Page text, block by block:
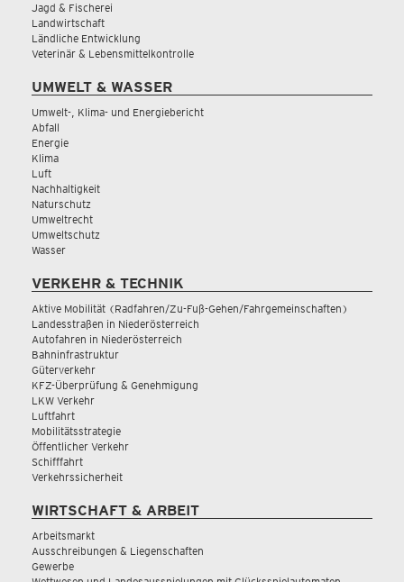
Jagd & Fischerei
Landwirtschaft
Ländliche Entwicklung
Veterinär & Lebensmittelkontrolle
UMWELT & WASSER
Umwelt-, Klima- und Energiebericht
Abfall
Energie
Klima
Luft
Nachhaltigkeit
Naturschutz
Umweltrecht
Umweltschutz
Wasser
VERKEHR & TECHNIK
Aktive Mobilität (Radfahren/Zu-Fuß-Gehen/Fahrgemeinschaften)
Landesstraßen in Niederösterreich
Autofahren in Niederösterreich
Bahninfrastruktur
Güterverkehr
KFZ-Überprüfung & Genehmigung
LKW Verkehr
Luftfahrt
Mobilitätsstrategie
Öffentlicher Verkehr
Schifffahrt
Verkehrssicherheit
WIRTSCHAFT & ARBEIT
Arbeitsmarkt
Ausschreibungen & Liegenschaften
Gewerbe